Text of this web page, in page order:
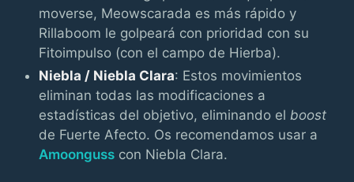
moverse, Meowscarada es más rápido y
Rillaboom le golpeará con prioridad con su
Fitoimpulso (con el campo de Hierba).
Niebla / Niebla Clara: Estos movimientos
eliminan todas las modificaciones a
estadísticas del objetivo, eliminando elboost
de Fuerte Afecto. Os recomendamos usar a
Amoonguss con Niebla Clara.